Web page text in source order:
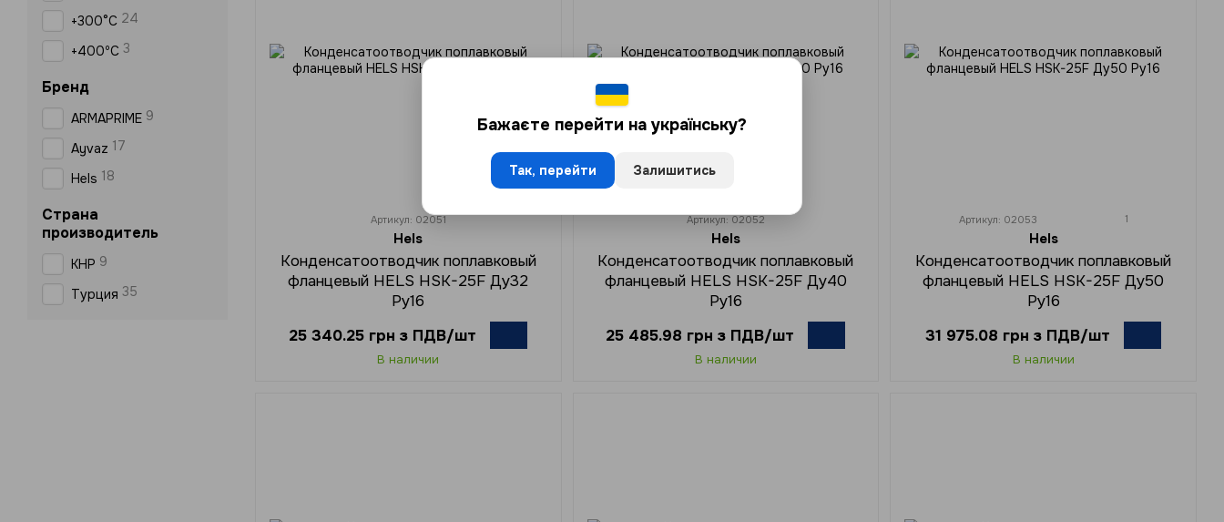
Артикул: 02051
Hels
Конденсатоотводчик поплавковый
фланцевый HELS HSK-25F Ду32
Ру16
25 340.25 грн з ПДВ/шт
В наличии
Артикул: 02052
Hels
Конденсатоотводчик поплавковый
фланцевый HELS HSK-25F Ду40
Ру16
25 485.98 грн з ПДВ/шт
В наличии
Артикул: 02053 1
Hels
Конденсатоотводчик поплавковый
фланцевый HELS HSK-25F Ду50
Ру16
31 975.08 грн з ПДВ/шт
В наличии
+300°C 24
+400ºC 3
Бренд
ARMAPRIME 9
Ayvaz 17
Hels 18
Страна
производитель
КНР 9
Турция 35
Бажаєте перейти на українську?
Так, перейти Залишитись